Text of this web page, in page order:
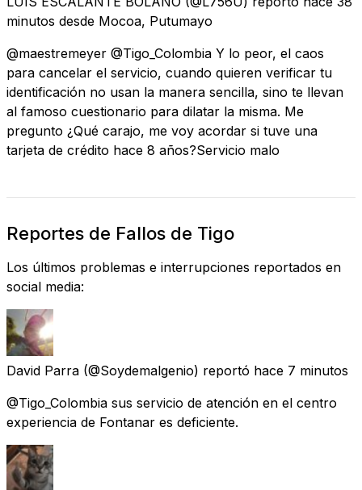
minutos desde Mocoa, Putumayo
@maestremeyer @Tigo_Colombia Y lo peor, el caos
para cancelar el servicio, cuando quieren verificar tu
identificación no usan la manera sencilla, sino te llevan
al famoso cuestionario para dilatar la misma. Me
pregunto ¿Qué carajo, me voy acordar si tuve una
tarjeta de crédito hace 8 años?Servicio malo
Reportes de Fallos de Tigo
Los últimos problemas e interrupciones reportados en
social media:
David Parra (@Soydemalgenio) reportó hace 7 minutos
@Tigo_Colombia sus servicio de atención en el centro
experiencia de Fontanar es deficiente.